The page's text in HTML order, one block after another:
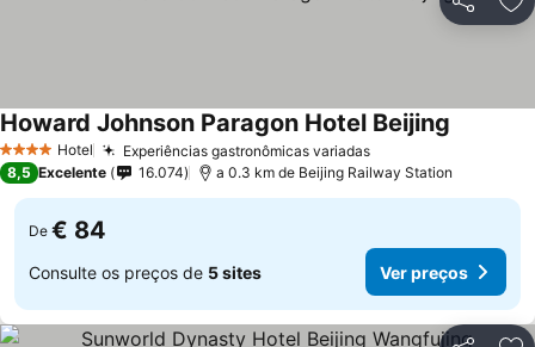
Partilhar
4 EstrelasHotel Experiências gastronômicas variadas
Howard Johnson Paragon Hotel Beijing
8,5 Excelente 16.074 a 0.3 km de Beijing Railway Station
De € 84
Consulte os preços de 5 sites Ver preços